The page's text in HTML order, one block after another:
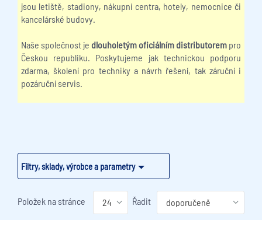
Filtry, sklady, výrobce a parametry
jsou letiště, stadiony, nákupní centra, hotely, nemocnice či
kancelárské budovy.
Naše společnost je dlouholetým oficiálním distributorem pro
Českou republiku. Poskytujeme jak technickou podporu
zdarma, školení pro techniky a návrh řešení, tak záruční i
pozáruční servis.
Položek na stránce Řadit